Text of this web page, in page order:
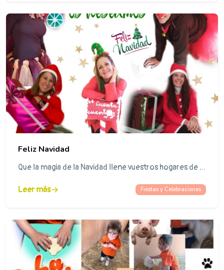
Feliz Navidad
Que la magia de la Navidad llene vuestros hogares de SALUD, AMOR Y ALEGRÍA
Leer más Fiestas y Celebraciones